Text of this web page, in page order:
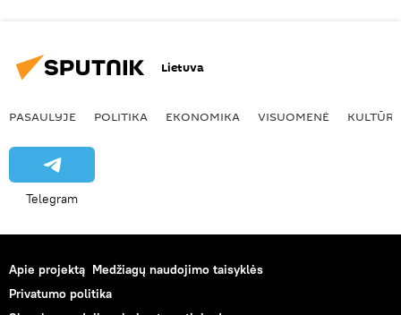
Lietuva
PASAULYJE POLITIKA EKONOMIKA VISUOMENĖ KULTŪRA
Telegram
Apie projektą Medžiagų naudojimo taisyklės
Privatumo politika